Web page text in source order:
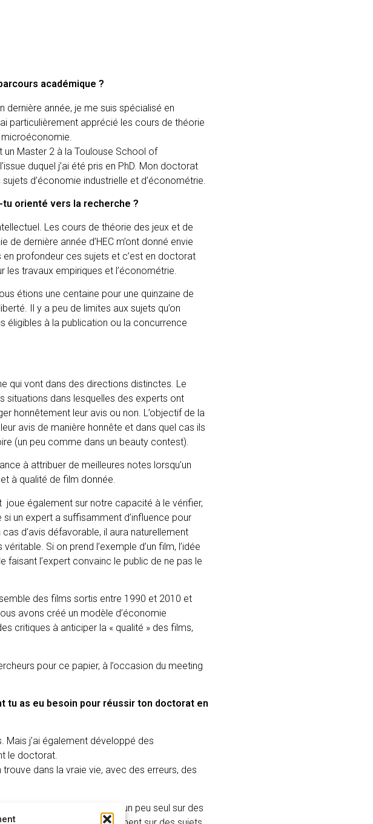
académique ?
dernière année, je me suis spécialisé en
particulièrement apprécié les cours de théorie
un Master 2 à la Toulouse School of
duquel j’ai été pris en PhD. Mon doctorat
d’économie industrielle et d’économétrie.
tu orienté vers la recherche ?
Les cours de théorie des jeux et de
de dernière année d’HEC m’ont donné envie
en profondeur ces sujets et c’est en doctorat
les travaux empiriques et l’économétrie.
étions une centaine pour une quinzaine de
Il y a peu de limites aux sujets qu’on
éligibles à la publication ou la concurrence
qui vont dans des directions distinctes. Le
situations dans lesquelles des experts ont
honnêtement leur avis ou non. L’objectif de la
avis de manière honnête et dans quel cas ils
(un peu comme dans un beauty contest).
à attribuer de meilleures notes lorsqu’un
à qualité de film donnée.
joue également sur notre capacité à le vérifier,
si un expert a suffisamment d’influence pour
d’avis défavorable, il aura naturellement
Si on prend l’exemple d’un film, l’idée
faisant l’expert convainc le public de ne pas le
des films sortis entre 1990 et 2010 et
avons créé un modèle d’économie
critiques à anticiper la « qualité » des films,
pour ce papier, à l’occasion du meeting
tu as eu besoin pour réussir ton doctorat en
Mais j’ai également développé des
le doctorat.
trouve dans la vraie vie, avec des erreurs, des
c’est que l’on est un peu seul sur des